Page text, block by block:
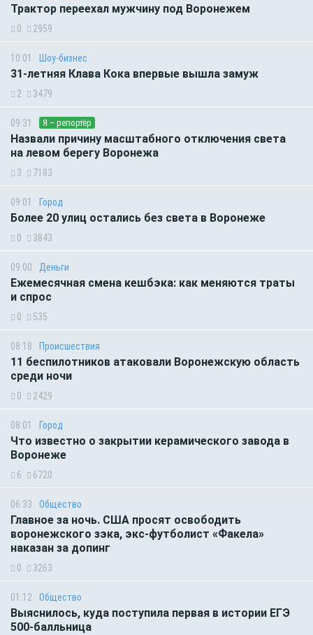
Трактор переехал мужчину под Воронежем
0 2959
10:01 Шоу-бизнес
31-летняя Клава Кока впервые вышла замуж
2 3479
09:31 Я – репортёр
Назвали причину масштабного отключения света
на левом берегу Воронежа
3 7183
09:01 Город
Более 20 улиц остались без света в Воронеже
0 3843
09:00 Деньги
Ежемесячная смена кешбэка: как меняются траты
и спрос
0 535
08:18 Происшествия
11 беспилотников атаковали Воронежскую область
среди ночи
0 2429
08:01 Город
Что известно о закрытии керамического завода в
Воронеже
6 6720
06:33 Общество
Главное за ночь. CША просят освободить
воронежского зэка, экс-футболист «Факела»
наказан за допинг
0 3263
01:12 Общество
Выяснилось, куда поступила первая в истории ЕГЭ
500-балльница